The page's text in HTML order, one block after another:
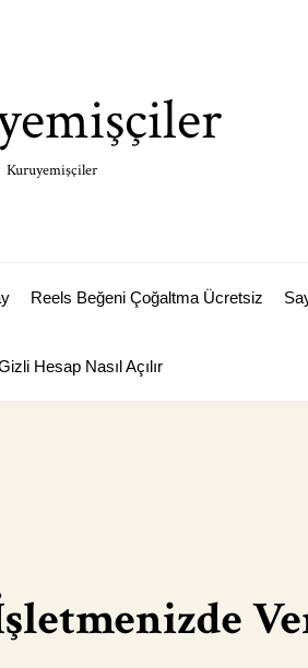
Kuruyemişçiler
Reels Beğeni Çoğaltma Ücretsiz
Hesap Nasıl Açılır